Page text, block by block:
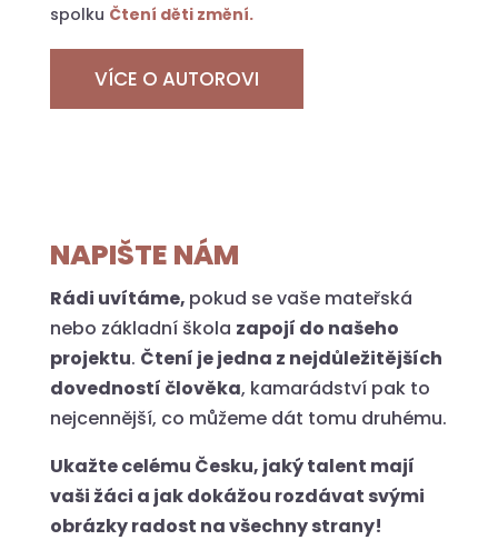
spolku Čtení děti změní.
VÍCE O AUTOROVI
NAPIŠTE NÁM
Rádi uvítáme, pokud se vaše mateřská
nebo základní škola zapojí do našeho
projektu. Čtení je jedna z nejdůležitějších
dovedností člověka, kamarádství pak to
nejcennější, co můžeme dát tomu druhému.
Ukažte celému Česku, jaký talent mají
vaši žáci a jak dokážou rozdávat svými
obrázky radost na všechny strany!